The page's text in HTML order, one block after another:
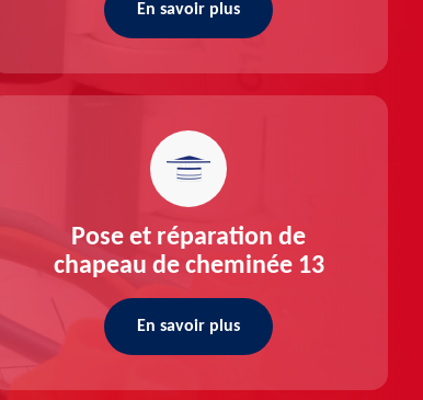
En savoir plus
Pose et réparation de
chapeau de cheminée 13
En savoir plus